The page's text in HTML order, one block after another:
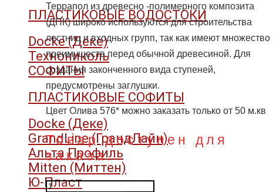
ПЛАСТИКОВЫЕ ВОДОСТОКИ
Docke (Деке)
Технониколь
СОФИТЫ
ПЛАСТИКОВЫЕ СОФИТЫ
Docke (Деке)
GrandLine (ГрандЛайн)
Альта Профиль
Mitten (Миттен)
Ю-Пласт
Террапол из древесно -полимерного композита
(ДПК) широко используются для строительства
лестниц и входных групп, так как имеют множество
преимуществ перед обычной древесиной. Для
создания законченного вида ступеней,
предусмотрены заглушки.
Цвет Олива 576* можно заказать только от 50 м.кв
Товар доступен для
заказа.
Количество